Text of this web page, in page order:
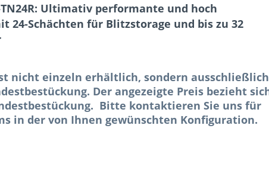
TN24R: Ultimativ performante und hoch
24-Schächten für Blitzstorage und bis zu 32
nicht einzeln erhältlich, sondern ausschließlich
Der angezeigte Preis bezieht
Bitte kontaktieren Sie uns für
in der von Ihnen gewünschten Konfiguration.